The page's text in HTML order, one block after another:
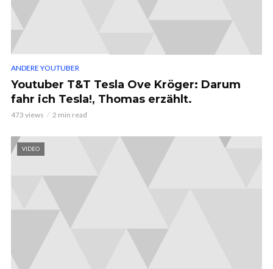
ANDERE YOUTUBER
Youtuber T&T Tesla Ove Kröger: Darum
fahr ich Tesla!, Thomas erzählt.
473 views 2 min read
VIDEO